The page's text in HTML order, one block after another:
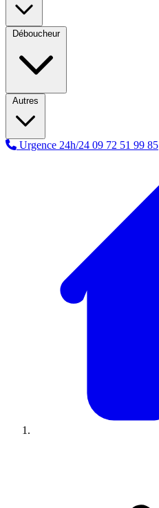
Déboucheur
Autres
Urgence 24h/24 09 72 51 99 85